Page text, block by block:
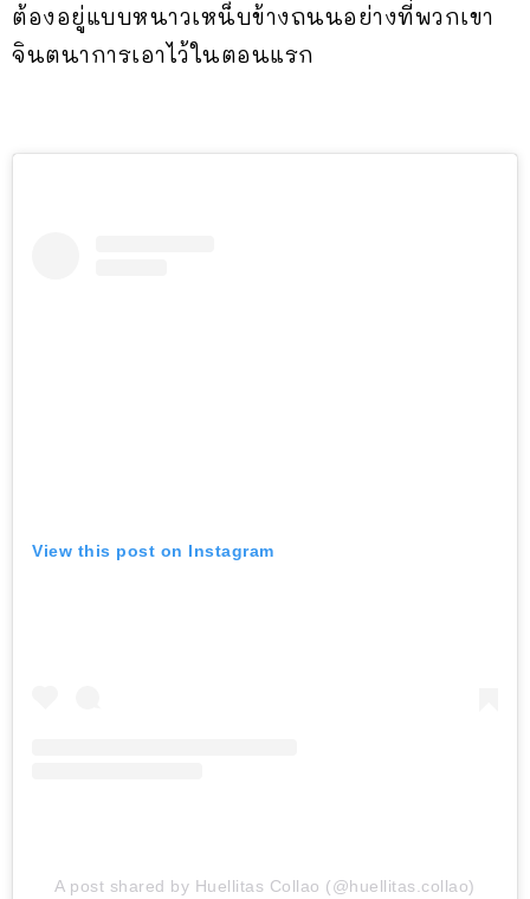
ต้องอยู่แบบหนาวเหน็บข้างถนนอย่างที่พวกเขา
จินตนาการเอาไว้ในตอนแรก
View this post on Instagram
A post shared by Huellitas Collao (@huellitas.collao)